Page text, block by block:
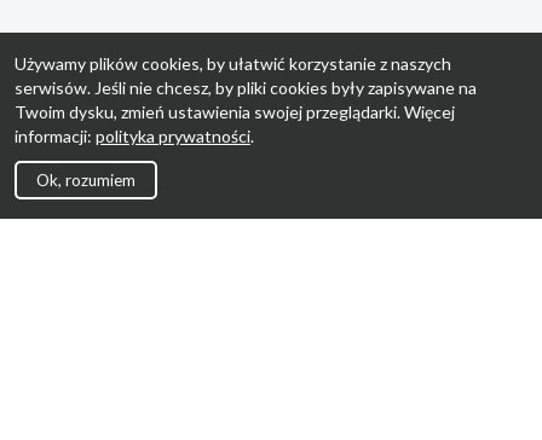
Używamy plików cookies, by ułatwić korzystanie z naszych
serwisów. Jeśli nie chcesz, by pliki cookies były zapisywane na
Twoim dysku, zmień ustawienia swojej przeglądarki. Więcej
informacji: polityka prywatności.
Ok, rozumiem